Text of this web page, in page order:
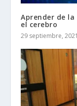
Aprender de
el cerebro
29 septiembre, 2021